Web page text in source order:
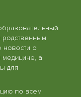
новости о
а
для
по всем